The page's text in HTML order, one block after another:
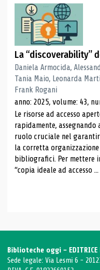
La “discoverability”
Daniela Armocida,
Tania Maio, Leonarda
Frank Rogani
anno: 2025, volume: 43,
Le risorse ad accesso
rapidamente,
ruolo cruciale nel
la corretta
bibliografici. Per mettere
“copia ideale ad accesso ...
Biblioteche oggi - EDITRICE
Sede legale: Via Lesmi 6 -